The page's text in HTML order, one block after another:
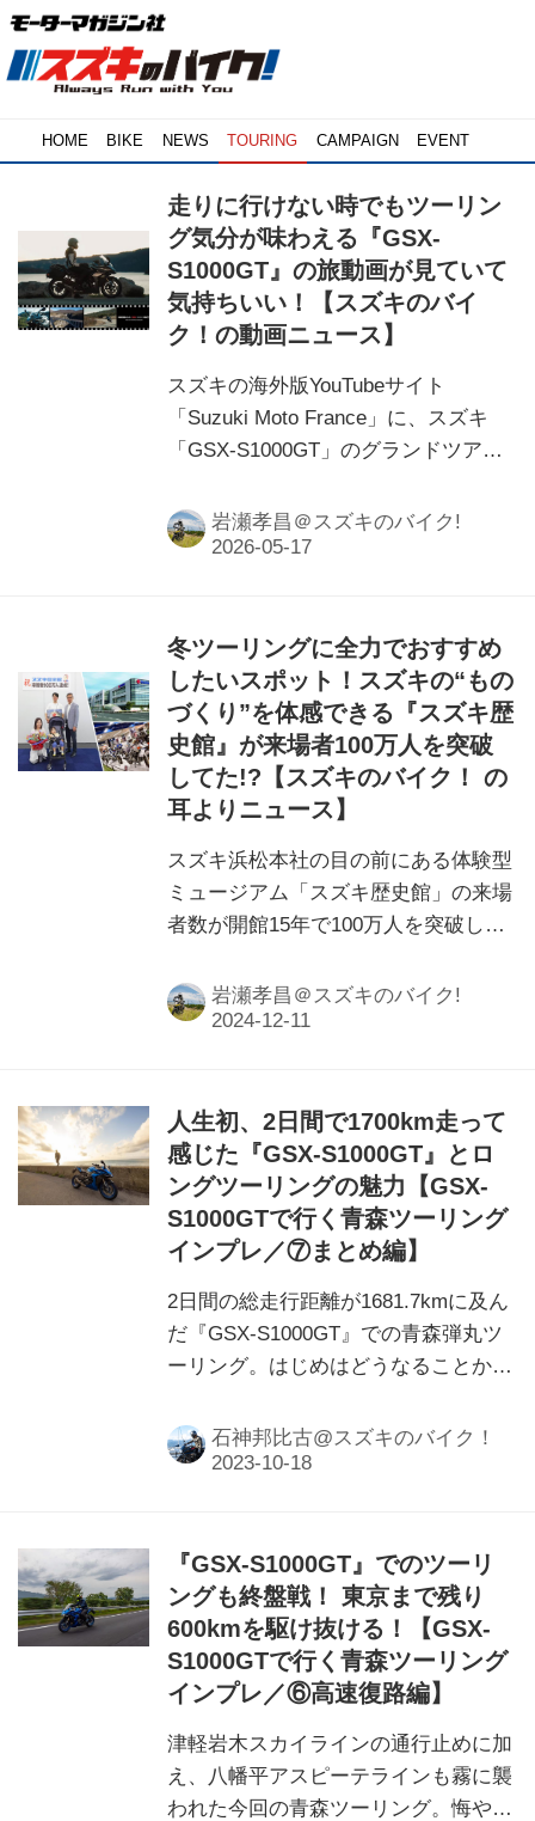
HOME BIKE NEWS TOURING CAMPAIGN EVENT
走りに行けない時でもツーリン
グ気分が味わえる『GSX-
S1000GT』の旅動画が見ていて
気持ちいい！【スズキのバイ
ク！の動画ニュース】
スズキの海外版YouTubeサイト
「Suzuki Moto France」に、スズキ
「GSX-S1000GT」のグランドツアラ
ムービーがあるのをご存知ですか？
岩瀬孝昌＠スズキのバイク!
冬ツーリングに全力でおすすめ
したいスポット！スズキの“もの
づくり”を体感できる『スズキ歴
史館』が来場者100万人を突破
してた!?【スズキのバイク！ の
耳よりニュース】
スズキ浜松本社の目の前にある体験型
ミュージアム「スズキ歴史館」の来場
者数が開館15年で100万人を突破しま
最適な施設なのでは？
岩瀬孝昌＠スズキのバイク!
人生初、2日間で1700km走って
感じた『GSX-S1000GT』とロ
ングツーリングの魅力【GSX-
S1000GTで行く青森ツーリング
インプレ／⑦まとめ編】
2日間の総走行距離が1681.7kmに及ん
だ『GSX-S1000GT』での青森弾丸ツ
ーリング。はじめはどうなることかと
ば得るものが多くあったように感じま
した。『GSX-S1000GT』で長距離を
石神邦比古@スズキのバイク！
『GSX-S1000GT』でのツーリ
ングも終盤戦！ 東京まで残り
600kmを駆け抜ける！【GSX-
S1000GTで行く青森ツーリング
インプレ／⑥高速復路編】
津軽岩木スカイラインの通行止めに加
え、八幡平アスピーテラインも霧に襲
われた今回の青森ツーリング。悔やん